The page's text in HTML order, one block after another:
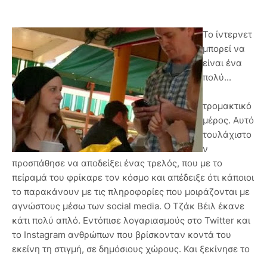
Το ίντερνετ
μπορεί να
είναι ένα
πολύ...
τρομακτικό
μέρος. Αυτό
τουλάχιστο
ν
προσπάθησε να αποδείξει ένας τρελός, που με το
πείραμά του φρίκαρε τον κόσμο και απέδειξε ότι κάποιοι
το παρακάνουν με τις πληροφορίες που μοιράζονται με
αγνώστους μέσω των social media. Ο Τζάκ Βέιλ έκανε
κάτι πολύ απλό. Εντόπισε λογαριασμούς στο Twitter και
το Instagram ανθρώπων που βρίσκονταν κοντά του
εκείνη τη στιγμή, σε δημόσιους χώρους. Και ξεκίνησε το